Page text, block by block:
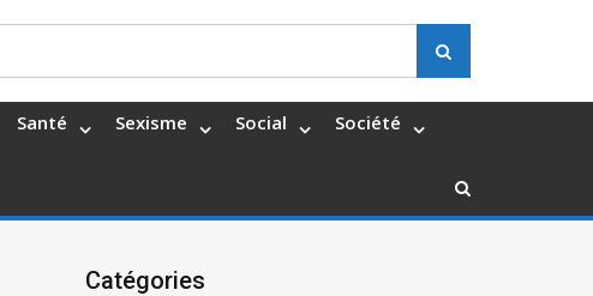
Search
Santé Sexisme Social Société
Catégories